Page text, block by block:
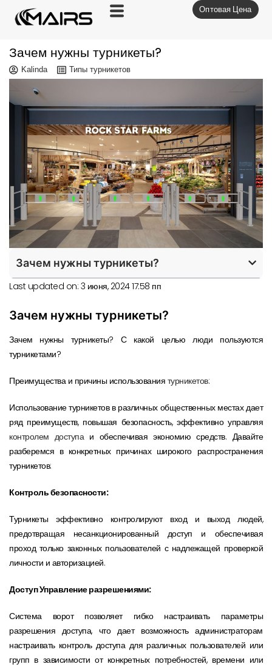
Перейти
Оптовая Цена
Зачем нужны турникеты?
Kalinda Типы турникетов
Зачем нужны турникеты?
Last updated on: 3 июня, 2024 17:58 пп
Зачем нужны турникеты?
Зачем нужны турникеты? С какой целью люди пользуются
турникетами?
Преимущества и причины использования турникетов:
Использование турникетов в различных общественных местах дает
ряд преимуществ, повышая безопасность, эффективно управляя
контролем доступа и обеспечивая экономию средств. Давайте
разберемся в конкретных причинах широкого распространения
турникетов:
Контроль безопасности:
Турникеты эффективно контролируют вход и выход людей,
предотвращая несанкционированный доступ и обеспечивая
проход только законных пользователей с надлежащей проверкой
личности и авторизацией.
Доступ Управление разрешениями:
Система ворот позволяет гибко настраивать параметры
разрешения доступа, что дает возможность администраторам
настраивать контроль доступа для различных пользователей или
групп в зависимости от конкретных потребностей, времени или